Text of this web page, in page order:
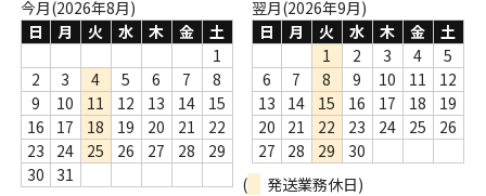
Privacy Policy
特定商取引法に基づく表示
Contact
今月(2026年8月)
日
月 火 水 木 金
土
1
2
3 4 5 6 7
8
9
10 11 12 13 14
15
16
17 18 19 20 21
22
23
24 25 26 27 28
29
30
31
翌月(2026年9月)
日
月 火 水 木 金
土
1
2 3 4
5
6
7 8 9 10 11
12
13
14 15 16 17 18
19
20
21 22 23 24 25
26
27
28 29
30
(
発送業務休日)